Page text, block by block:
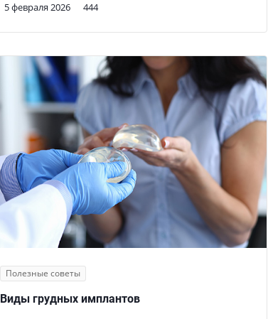
5 февраля 2026 444
Полезные советы
Виды грудных имплантов